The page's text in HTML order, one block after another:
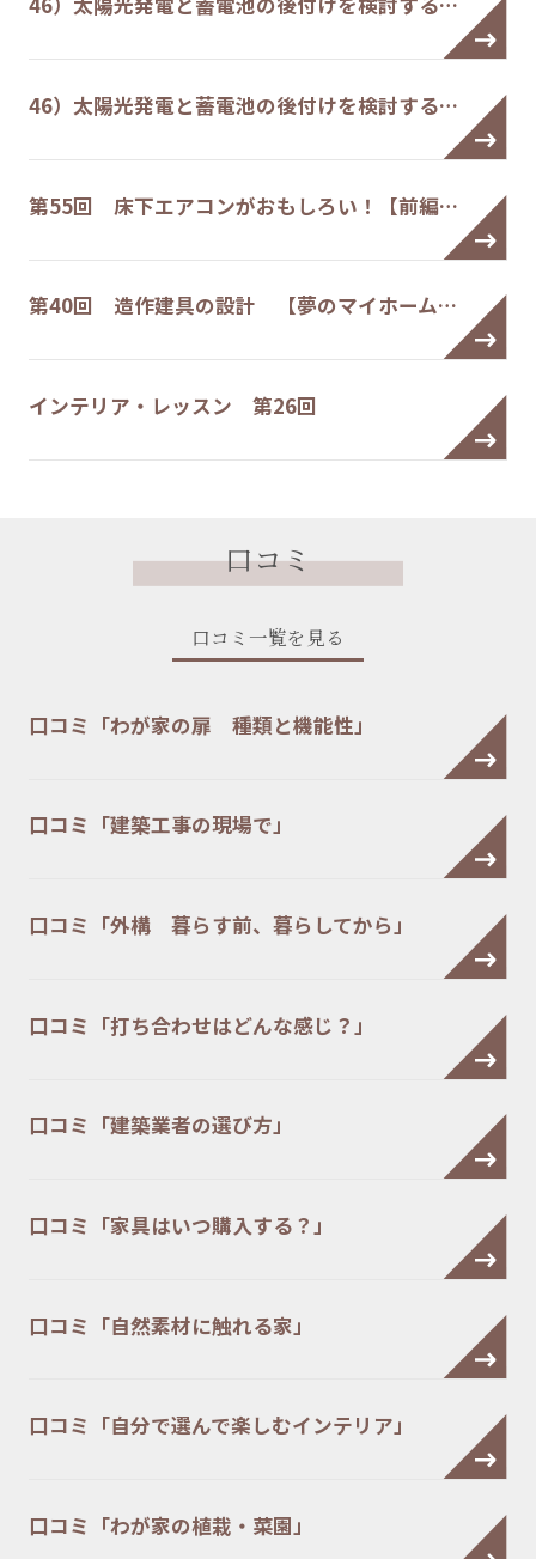
46）太陽光発電と蓄電池の後付けを検討する…
第55回 床下エアコンがおもしろい！【前編…
第40回 造作建具の設計 【夢のマイホーム…
インテリア・レッスン 第26回
口コミ
口コミ一覧を見る
口コミ「わが家の扉 種類と機能性」
口コミ「建築工事の現場で」
口コミ「外構 暮らす前、暮らしてから」
口コミ「打ち合わせはどんな感じ？」
口コミ「建築業者の選び方」
口コミ「家具はいつ購入する？」
口コミ「自然素材に触れる家」
口コミ「自分で選んで楽しむインテリア」
口コミ「わが家の植栽・菜園」